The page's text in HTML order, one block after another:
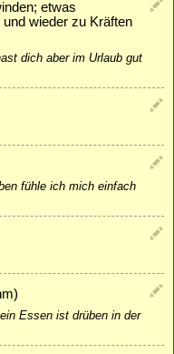
etwas
wieder zu Kräften
dich aber im Urlaub gut
fühle ich mich einfach
)
Essen ist drüben in der